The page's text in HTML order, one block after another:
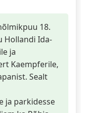
18.
Hollandi Ida-
ja
Kaempferile,
Sealt
ja parkidesse